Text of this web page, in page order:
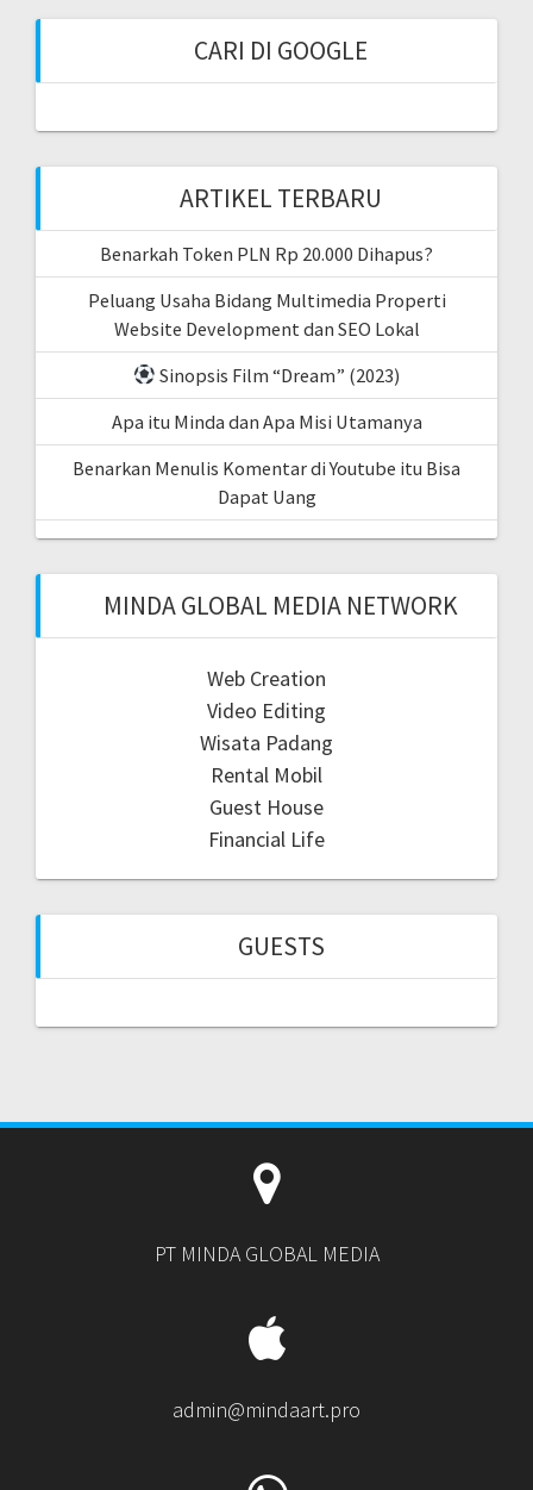
CARI DI GOOGLE
ARTIKEL TERBARU
Benarkah Token PLN Rp 20.000 Dihapus?
Peluang Usaha Bidang Multimedia Properti
Website Development dan SEO Lokal
Sinopsis Film “Dream” (2023)
Apa itu Minda dan Apa Misi Utamanya
Benarkan Menulis Komentar di Youtube itu Bisa
Dapat Uang
MINDA GLOBAL MEDIA NETWORK
Web Creation
Video Editing
Wisata Padang
Rental Mobil
Guest House
Financial Life
GUESTS
PT MINDA GLOBAL MEDIA
admin@mindaart.pro